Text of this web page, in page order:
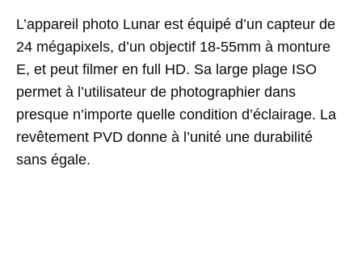
L’appareil photo Lunar est équipé d’un capteur de
24 mégapixels, d’un objectif 18-55mm à monture
E, et peut filmer en full HD. Sa large plage ISO
permet à l’utilisateur de photographier dans
presque n’importe quelle condition d’éclairage. La
revêtement PVD donne à l’unité une durabilité
sans égale.